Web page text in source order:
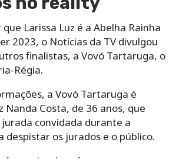
Larissa Luz é a Abelha Rainha
2023, o Notícias da TV divulgou
finalistas, a Vovó Tartaruga, o
Régia.
a Vovó Tartaruga é
Costa, de 36 anos, que
convidada durante a
os jurados e o público.